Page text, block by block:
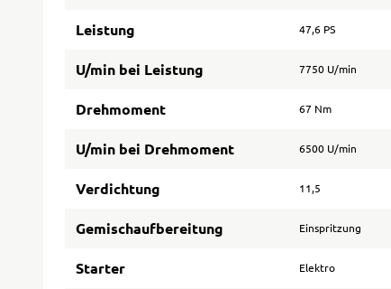
Leistung 47,6 PS
U/min bei Leistung 7750 U/min
Drehmoment 67 Nm
U/min bei Drehmoment 6500 U/min
Verdichtung 11,5
Gemischaufbereitung Einspritzung
Starter Elektro